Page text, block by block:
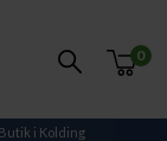
0
Butik i Kolding